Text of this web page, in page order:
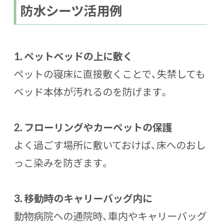
防水シーツ活用例
1.ペットベッドの上に敷く
ペットの寝床に直接敷くことで、失禁しても
ベッド本体が汚れるのを防げます。
2. フローリングやカーペットの保護
よく過ごす場所に敷いておけば、床へのおし
っこ染みを防ぎます。
3.移動時のキャリーバッグ内に
動物病院への通院時、車内やキャリーバッグ